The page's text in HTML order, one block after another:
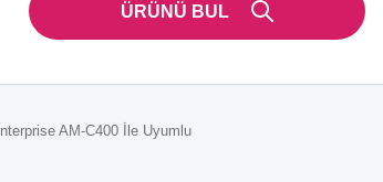
ÜRÜNÜ BUL
AM-C400 İle Uyumlu